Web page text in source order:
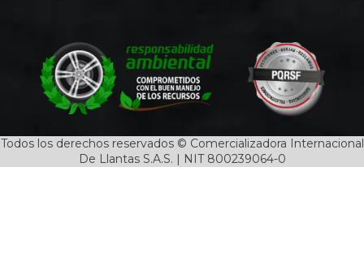
Todos los derechos reservados © Comercializadora Internacional
De Llantas S.A.S. | NIT 800239064-0